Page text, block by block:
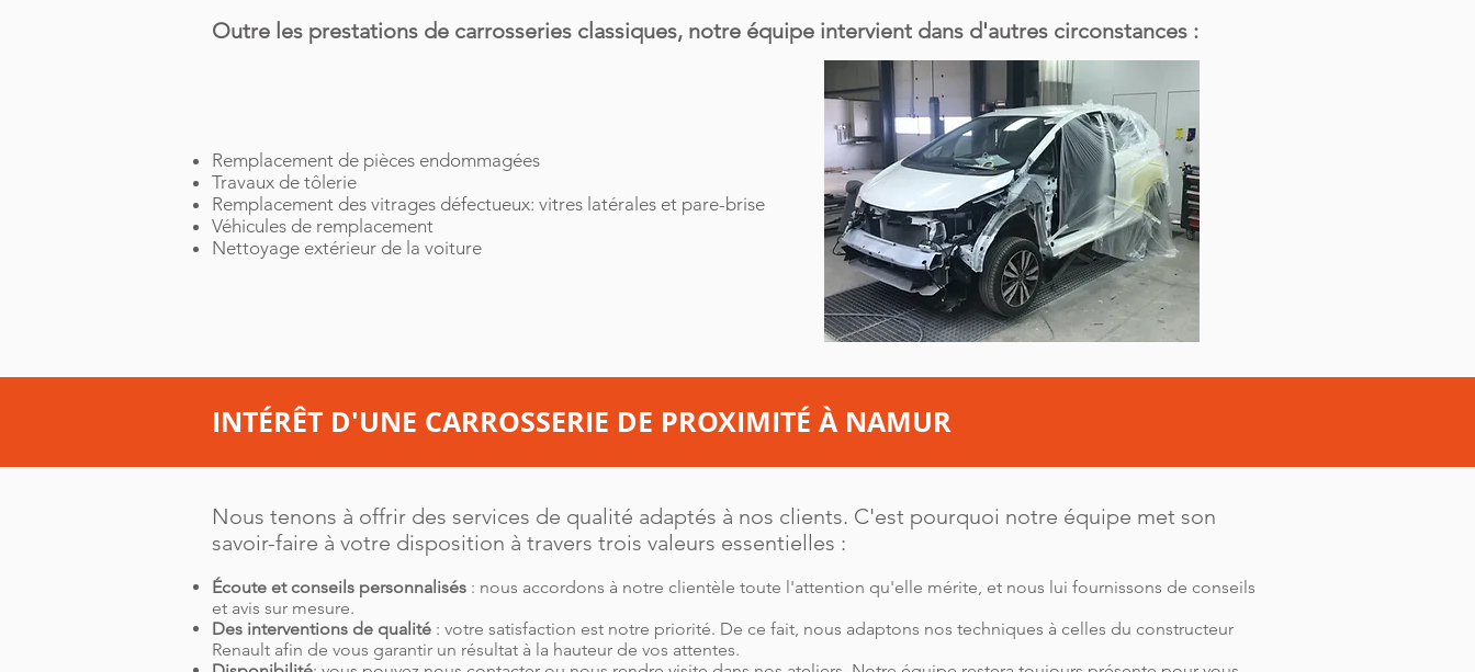
Outre les prestations de carrosseries classiques, notre équipe intervient dans d'autres circonstances :
Remplacement de pièces endommagées
Travaux de tôlerie
Remplacement des vitrages défectueux: vitres latérales et pare-brise
Véhicules de remplacement
Nettoyage extérieur de la voiture
INTÉRÊT D'UNE CARROSSERIE DE PROXIMITÉ À NAMUR
Nous tenons à offrir des services de qualité adaptés à nos clients. C'est pourquoi notre équipe met son
savoir-faire à votre disposition à travers trois valeurs essentielles :
Écoute et conseils personnalisés : nous accordons à notre clientèle toute l'attention qu'elle mérite, et nous lui fournissons de conseils
et avis sur mesure.
Des interventions de qualité : votre satisfaction est notre priorité. De ce fait, nous adaptons nos techniques à celles du constructeur
Renault afin de vous garantir un résultat à la hauteur de vos attentes.